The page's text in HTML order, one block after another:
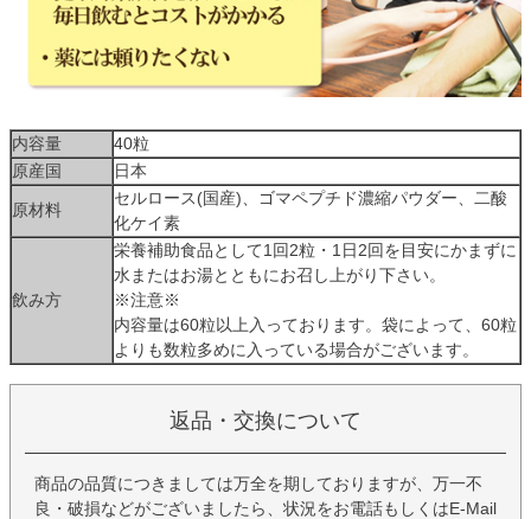
内容量
40粒
原産国
日本
原材料
セルロース(国産)、ゴマペプチド濃縮パウダー、二酸
化ケイ素
飲み方
栄養補助食品として1回2粒・1日2回を目安にかまずに
水またはお湯とともにお召し上がり下さい。
※注意※
内容量は60粒以上入っております。袋によって、60粒
よりも数粒多めに入っている場合がございます。
返品・交換について
商品の品質につきましては万全を期しておりますが、万一不
良・破損などがございましたら、状況をお電話もしくはE-Mail